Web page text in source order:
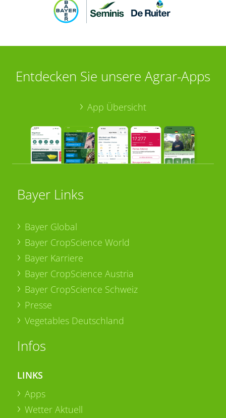
Entdecken Sie unsere Agrar-Apps
App Übersicht
Bayer Links
Bayer Global
Bayer CropScience World
Bayer Karriere
Bayer CropScience Austria
Bayer CropScience Schweiz
Presse
Vegetables Deutschland
Infos
LINKS
Apps
Wetter Aktuell